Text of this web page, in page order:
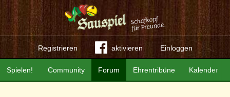
Registrieren aktivieren Einloggen
Community Forum Ehrentribüne Kalender
Spielen!